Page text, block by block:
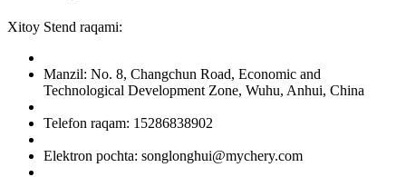
Xitoy Stend raqami:
Manzil: No. 8, Changchun Road, Economic and
Technological Development Zone, Wuhu, Anhui, China
Telefon raqam: 15286838902
Elektron pochta: songlonghui@mychery.com